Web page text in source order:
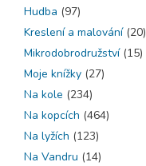
Hudba (97)
Kreslení a malování(20)
Mikrodobrodružství(15)
Moje knížky (27)
Na kole (234)
Na kopcích (464)
Na lyžích (123)
Na Vandru (14)